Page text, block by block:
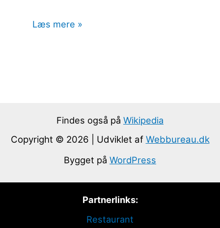
Læs mere »
Findes også på Wikipedia
Copyright © 2026 | Udviklet af Webbureau.dk
Bygget på WordPress
Partnerlinks:
Restaurant